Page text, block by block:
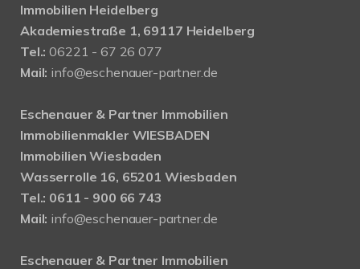
Immobilien Heidelberg
Akademiestraße 1, 69117 Heidelberg
Tel.:06221 - 67 26 077
Mail: info@eschenauer-partner.de
Eschenauer & Partner Immobilien
Immobilienmakler WIESBADEN
Immobilien Wiesbaden
Wasserrolle 16, 65201 Wiesbaden
Tel.: 0611 - 900 66 743
Mail: info@eschenauer-partner.de
Eschenauer & Partner Immobilien